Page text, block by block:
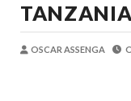
TANZANIA
OSCAR ASSENGA